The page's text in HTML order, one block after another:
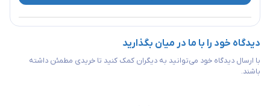
دیدگاه خود را با ما در میان بگذارید
با ارسال دیدگاه خود می‌توانید به دیگران کمک کنید تا خریدی مطمئن داشته
باشند.